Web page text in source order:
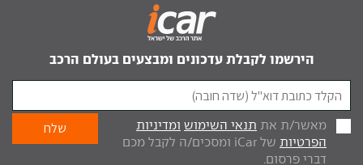
הירשמו לקבלת עדכונים ומבצעים בעולם הרכב
מאשר/ת את תנאי השימוש ומדיניות
הפרטיות
של iCar ומסכים/ה לקבל מכם
דברי פרסום.